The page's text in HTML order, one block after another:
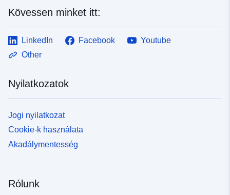
Kövessen minket itt:
LinkedIn Facebook
Youtube
Other
Nyilatkozatok
Jogi nyilatkozat
Cookie-k használata
Akadálymentesség
Rólunk